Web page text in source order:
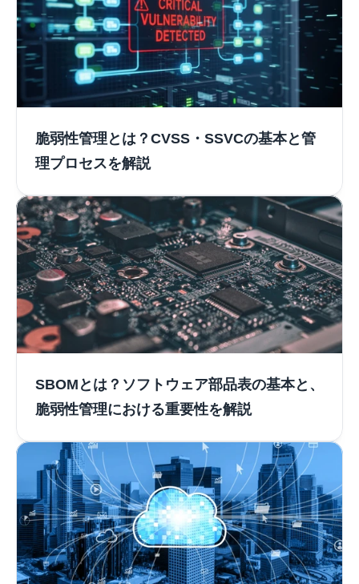
脆弱性管理とは？CVSS・SSVCの基本と管
理プロセスを解説
SBOMとは？ソフトウェア部品表の基本と、
脆弱性管理における重要性を解説